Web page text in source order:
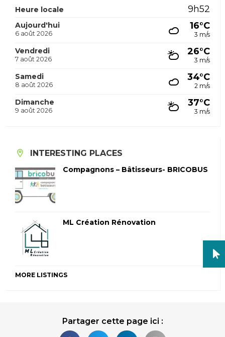
Heure locale 9h52
Aujourd'hui
6 août 2026
16°C
3 m/s
Vendredi
7 août 2026
26°C
3 m/s
Samedi
8 août 2026
34°C
2 m/s
Dimanche
9 août 2026
37°C
3 m/s
INTERESTING PLACES
Compagnons – Bâtisseurs- BRICOBUS
ML Création Rénovation
MORE LISTINGS
Partager cette page ici :